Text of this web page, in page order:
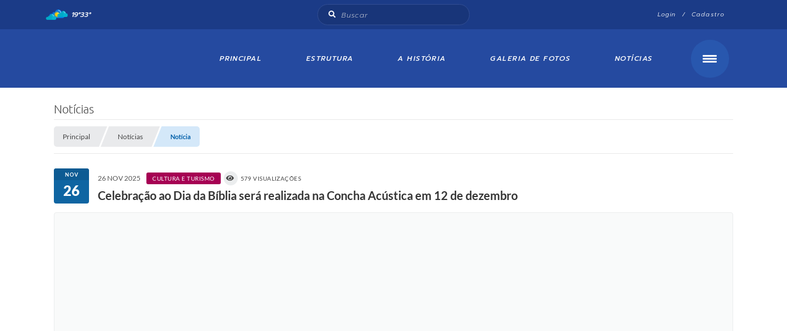
Login / Cadastro
19°33°
PRINCIPAL ESTRUTURA A HISTÓRIA GALERIA DE FOTOS NOTÍCIAS
Notícias
Principal Notícias Notícia
NOV
26
26 NOV 2025 CULTURA E TURISMO 579 VISUALIZAÇÕES
Celebração ao Dia da Bíblia será realizada na Concha Acústica em 12 de dezembro